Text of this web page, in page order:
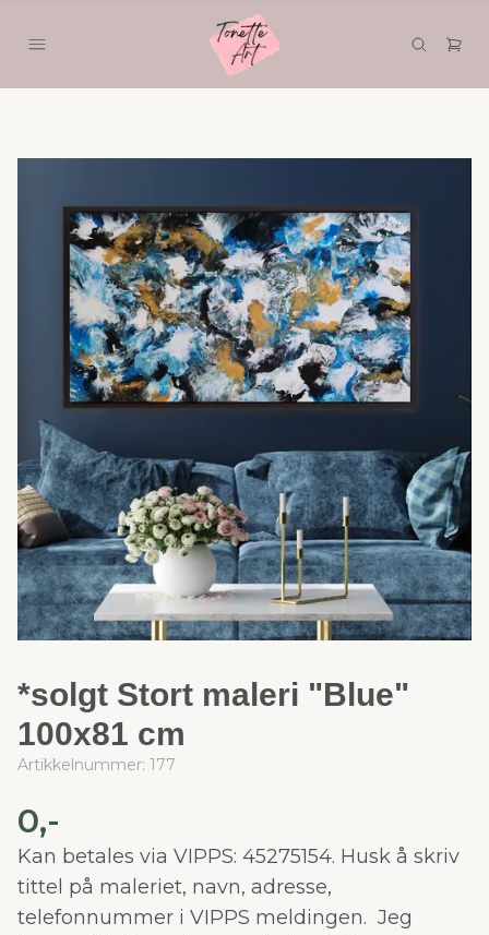
*solgt Stort maleri "Blue"
100x81 cm
Artikkelnummer: 177
0,-
Kan betales via VIPPS: 45275154. Husk å skriv
tittel på maleriet, navn, adresse,
telefonnummer i VIPPS meldingen. Jeg